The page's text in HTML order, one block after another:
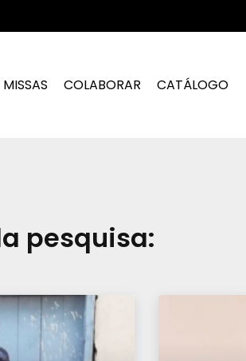
COLABORAR CATÁLOGO
pesquisa: